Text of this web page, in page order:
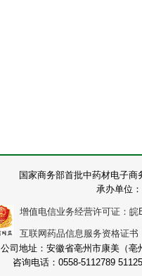
国家商务部首批中药材电子
承办单位
增值电信业务经营许可证：皖
互联网药品信息服务资格证
公司地址：安徽省亳州市康美（
咨询电话：0558-5112789